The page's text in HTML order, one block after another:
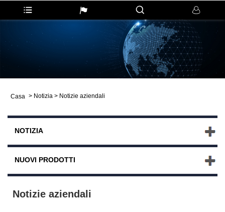
Casa > Notizia > Notizie aziendali
NOTIZIA
NUOVI PRODOTTI
Notizie aziendali